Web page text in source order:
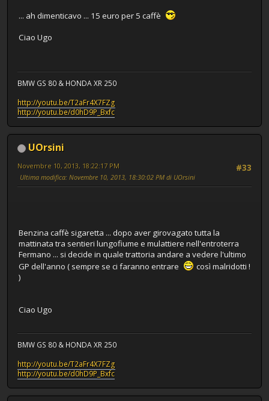
... ah dimenticavo ... 15 euro per 5 caffè
Ciao Ugo
BMW GS 80 & HONDA XR 250
http://youtu.be/T2aFr4X7FZg
http://youtu.be/d0hD9P_Bxfc
UOrsini
#33
Novembre 10, 2013, 18:22:17 PM
Ultima modifica: Novembre 10, 2013, 18:30:02 PM di UOrsini
Benzina caffè sigaretta ... dopo aver girovagato tutta la
mattinata tra sentieri lungofiume e mulattiere nell'entroterra
Fermano ... si decide in quale trattoria andare a vedere l'ultimo
GP dell'anno ( sempre se ci faranno entrare
così malridotti !
)
Ciao Ugo
BMW GS 80 & HONDA XR 250
http://youtu.be/T2aFr4X7FZg
http://youtu.be/d0hD9P_Bxfc